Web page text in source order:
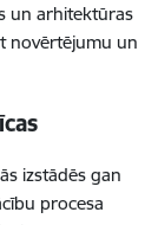
un arhitektūras
novērtējumu un
izstādēs gan
procesa